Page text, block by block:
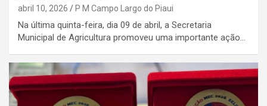
abril 10, 2026 P M Campo Largo do Piaui
Na última quinta-feira, dia 09 de abril, a Secretaria
Municipal de Agricultura promoveu uma importante ação…